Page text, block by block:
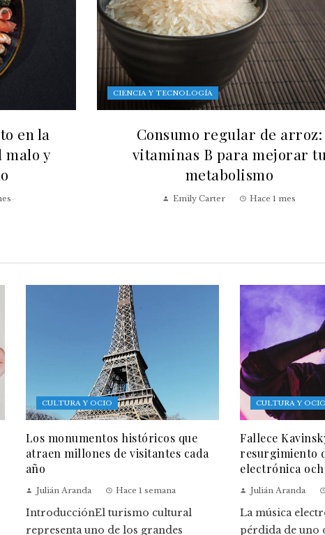
en la
malo y
CIENCIA Y TECNOLOGÍA
Consumo regular de arroz:
vitaminas B para mejorar tu
metabolismo
Emily Carter Hace 1 mes
CULTURA Y OCIO
Los monumentos históricos que
atraen millones de visitantes cada
año
Julián Aranda Hace 1 semana
IntroducciónEl turismo cultural
representa uno de los grandes
CULTURA Y OCIO
Fallece
resurgimiento
electrónica
Julián Aranda
La música
pérdida de uno